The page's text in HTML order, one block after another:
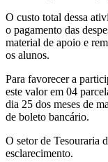
O custo total dessa
o pagamento das
material de apoio e
os alunos.
Para favorecer a
este valor em 04
dia 25 dos meses de
de boleto bancário.
O setor de Tesouraria
esclarecimento.